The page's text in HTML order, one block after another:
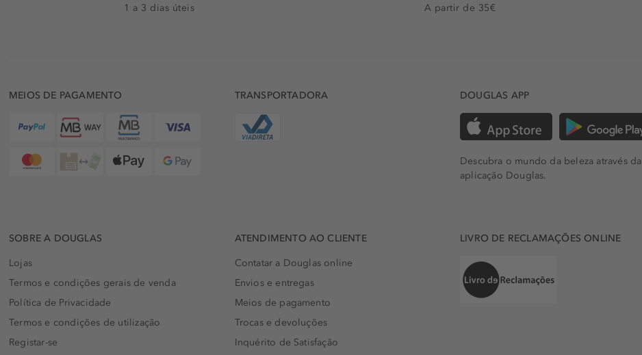
1 a 3 dias úteis
A partir de 35€
MEIOS DE PAGAMENTO TRANSPORTADORA DOUGLAS APP
Descubra o mundo da beleza através da
aplicação Douglas.
SOBRE A DOUGLAS
Lojas
Termos e condições gerais de venda
Política de Privacidade
Termos e condições de utilização
Registar-se
ATENDIMENTO AO CLIENTE
Contatar a Douglas online
Envios e entregas
Meios de pagamento
Trocas e devoluções
Inquérito de Satisfação
LIVRO DE RECLAMAÇÕES ONLINE